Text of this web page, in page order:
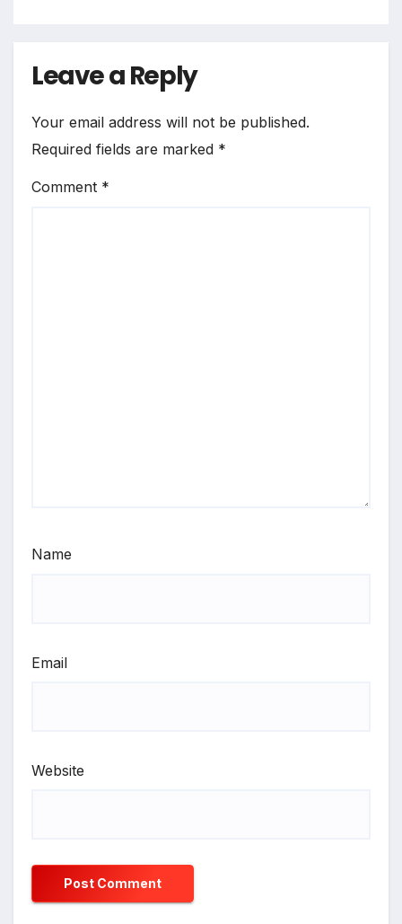
Leave a Reply
Your email address will not be published.
Required fields are marked *
Comment *
Name
Email
Website